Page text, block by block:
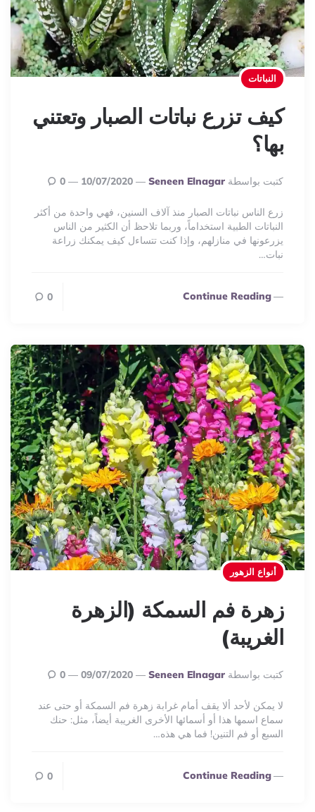
النباتات
كيف تزرع نباتات الصبار وتعتني
بها؟
Posted
كتبت بواسطة Seneen Elnagar
10/07/2020
0
زرع الناس نباتات الصبار منذ آلاف السنين، فهي واحدة من أكثر
النباتات الطبية استخداماً، وربما تلاحظ أن الكثير من الناس
يزرعونها في منازلهم، وإذا كنت تتساءل كيف يمكنك زراعة
نبات…
Continue Reading
0
أنواع الزهور
زهرة فم السمكة (الزهرة
الغريبة)
Posted
By
كتبت بواسطة Seneen Elnagar
09/07/2020
0
لا يمكن لأحد ألا يقف أمام غرابة زهرة فم السمكة أو حتى عند
سماع اسمها هذا أو أسمائها الأخرى الغريبة أيضاً، مثل: حنك
السبع أو فم التنين! فما هي هذه…
Continue Reading
0